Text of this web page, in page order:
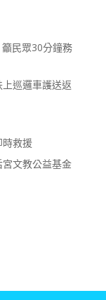
民眾30分鐘務
巡邏車護送返
救援
文教公益基金